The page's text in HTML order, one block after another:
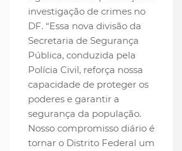
investigação de crimes no
DF. “Essa nova divisão da
Secretaria de Segurança
Pública, conduzida pela
Polícia Civil, reforça nossa
capacidade de proteger os
poderes e garantir a
segurança da população.
Nosso compromisso diário é
tornar o Distrito Federal um